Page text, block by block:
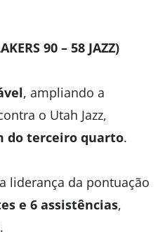
90 – 58 JAZZ)
, ampliando a
o Utah Jazz,
do terceiro quarto.
liderança da pontuação
e 6 assistências,